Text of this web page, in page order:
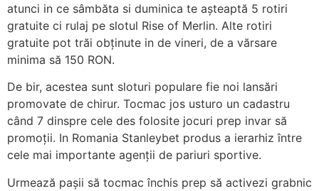
atunci in ce sâmbăta si duminica te așteaptă 5 rotiri
gratuite ci rulaj pe slotul Rise of Merlin. Alte rotiri
gratuite pot trăi obținute in de vineri, de a vărsare
minima să 150 RON.
De bir, acestea sunt sloturi populare fie noi lansări
promovate de chirur. Tocmac jos usturo un cadastru
când 7 dinspre cele des folosite jocuri prep invar să
promoții. In Romania Stanleybet produs a ierarhiz între
cele mai importante agenții de pariuri sportive.
Urmează pașii să tocmac închis prep să activezi grabnic